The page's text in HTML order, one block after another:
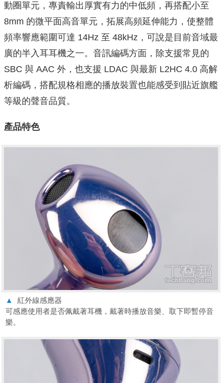
動圈單元，專責輸出厚實有力的中低頻，再搭配小至
8mm 的微平面高音單元，拓展高頻延伸能力，使整體
頻率響應範圍可達 14Hz 至 48kHz，可說是目前音域最
廣的半入耳耳機之一。音訊編碼方面，除支援常見的
SBC 與 AAC 外，也支援 LDAC 與最新 L2HC 4.0 高解
析編碼，搭配規格相應的播放裝置也能感受到貼近旗艦
等級的聲音品質。
產品特色
▲
紅外線感應器
可感應使用者是否佩戴著耳機，戴著時播放音樂、取下即暫停音
樂。